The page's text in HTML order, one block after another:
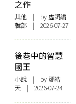
之作
其他 | by 虛詞編
輯部 | 2026-07-27
後巷中的智慧
國王
小說 | by 鄧皓
天 | 2026-07-24